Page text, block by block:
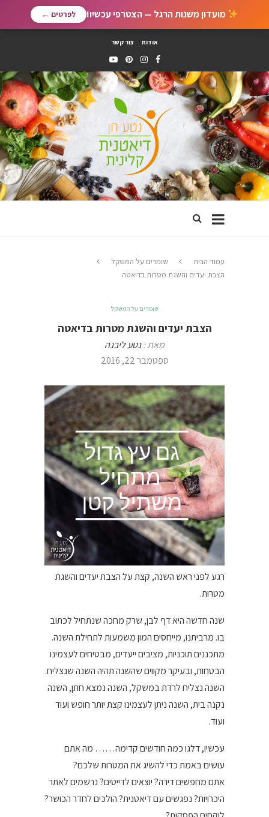
מועדון משנות הרגל — הצטרפי עכשיו! לפרטים ←
אודות צור קשר
עמוד הבית
שומרים על המשקל
הצבת יעדים והשגת מטרות בדיאטה
שומרים על המשקל
הצבת יעדים והשגת מטרות בדיאטה
מאת :נטע ליבנה
ספטמבר 22, 2016
רגע לפני ראש השנה, קצת על הצבת יעדים והשגת
מטרות.
שנה חדשה היא דף לבן, שרק מחכה שנתחיל לכתוב
בו. מרביתנו, מייחסים המון משמעות לתחילת השנה.
מתכננים תוכניות, מציבים ייעדים, מבטיחים לעצמינו
הבטחות, ובעיקר מקווים שהשנה תהיה השנה שנצליח.
השנה נצליח לרדת במשקל, השנה נמצא חתן, השנה
נקנה בית, השנה ניתן לעצמינו קצת יותר חופש ועוד
ועוד.
עכשיו, דלגו כמה חודשים קדימה…… מה אתם
עושים באמת כדי להשיג את המטרות שלכם?
אתם מחפשים דירה? יוצאים לדייטים? נרשמים לאתר
היכרויות? נפגשים עם דיאטנית? הולכים לחדר הכושר?